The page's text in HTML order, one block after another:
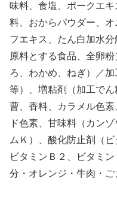
味料、食塩、ポークエ
料、おからパウダー、
フエキス、たん白加水
原料とする食品、全卵
ろ、わかめ、ねぎ）／
等）、増粘剤（加工で
曹、香料、カラメル色
ド色素、甘味料（カン
ムＫ）、酸化防止剤（
ビタミンＢ２、ビタミ
分・オレンジ・牛肉・ご